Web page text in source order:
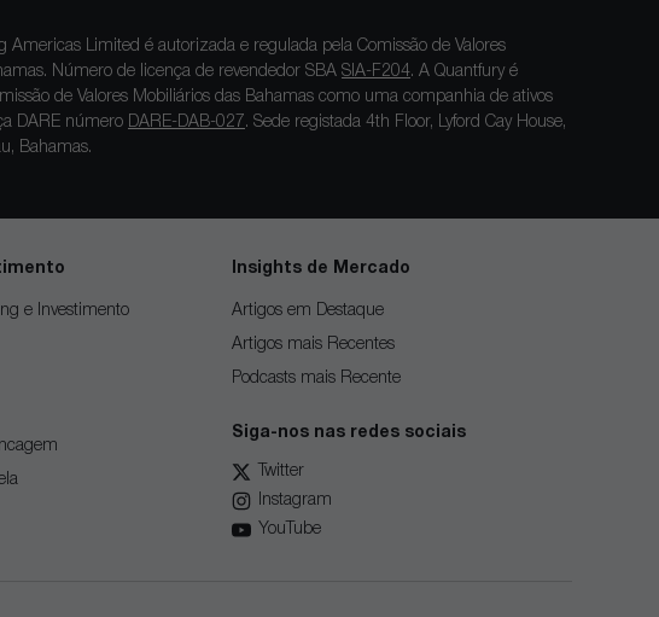
Americas Limited é autorizada e regulada pela Comissão de Valores
Número de licença de revendedor SBA SIA-F204. A Quantfury é
de Valores Mobiliários das Bahamas como uma companhia de ativos
DARE número DARE-DAB-027 . Sede registada 4th Floor, Lyford Cay House,
Bahamas.
e Investimento
Insights de Mercado
Artigos em Destaque
Artigos mais Recentes
Podcasts mais Recente
Siga-nos nas redes sociais
Twitter
Instagram
YouTube